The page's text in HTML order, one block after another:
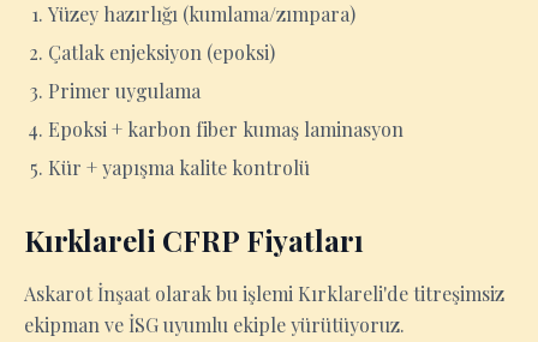
Yüzey hazırlığı (kumlama/zımpara)
Çatlak enjeksiyon (epoksi)
Primer uygulama
Epoksi + karbon fiber kumaş laminasyon
Kür + yapışma kalite kontrolü
Kırklareli CFRP Fiyatları
Askarot İnşaat olarak bu işlemi Kırklareli'de titreşimsiz
ekipman ve İSG uyumlu ekiple yürütüyoruz.